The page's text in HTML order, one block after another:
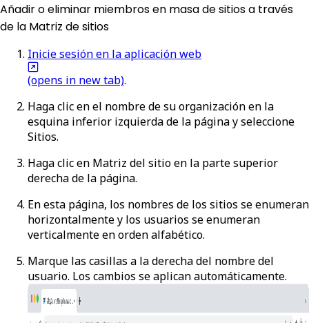
Añadir o eliminar miembros en masa de sitios a través
de la Matriz de sitios
Inicie sesión en la aplicación web
(opens in new tab).
Haga clic en el nombre de su organización en la
esquina inferior izquierda de la página y seleccione
Sitios.
Haga clic en Matriz del sitioen la parte superior
derecha de la página.
En esta página, los nombres de los sitios se enumeran
horizontalmente y los usuarios se enumeran
verticalmente en orden alfabético.
Marque las casillas a la derecha del nombre del
usuario. Los cambios se aplican automáticamente.